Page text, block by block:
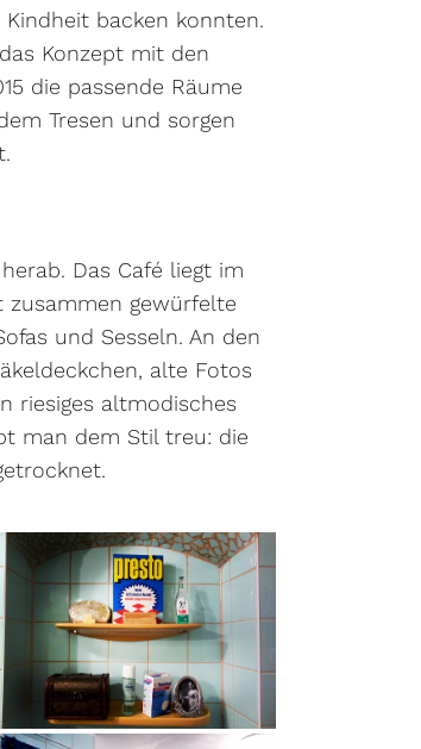
backen konnten.
Konzept mit den
die passende Räume
Tresen und sorgen
Das Café liegt im
zusammen gewürfelte
und Sesseln. An den
alte Fotos
riesiges altmodisches
man dem Stil treu: die